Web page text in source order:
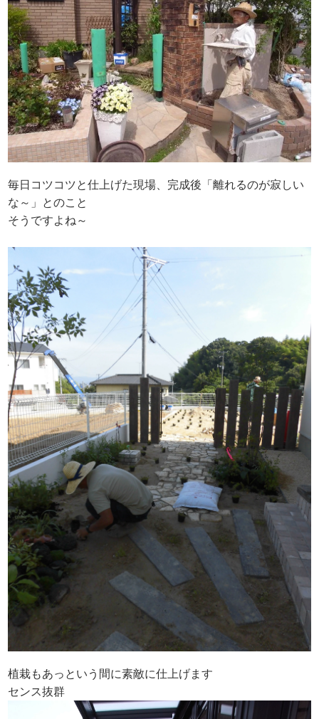
毎日コツコツと仕上げた現場、完成後「離れるのが寂しい
な～」とのこと
そうですよね～
植栽もあっという間に素敵に仕上げます
センス抜群